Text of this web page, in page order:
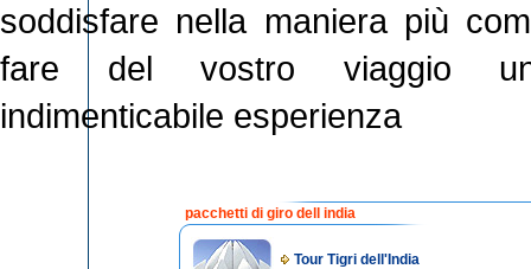
soddisfare nella maniera più
fare del vostro viaggio
indimenticabile esperienza
pacchetti di giro dell india
Tour Tigri dell'India